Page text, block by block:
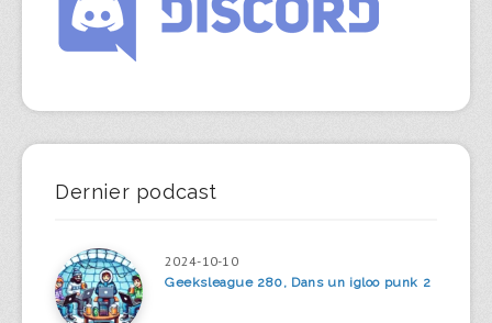
Dernier podcast
2024-10-10
Geeksleague 280, Dans un igloo punk 2